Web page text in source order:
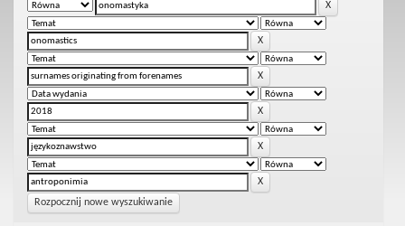
Rozpocznij nowe wyszukiwanie